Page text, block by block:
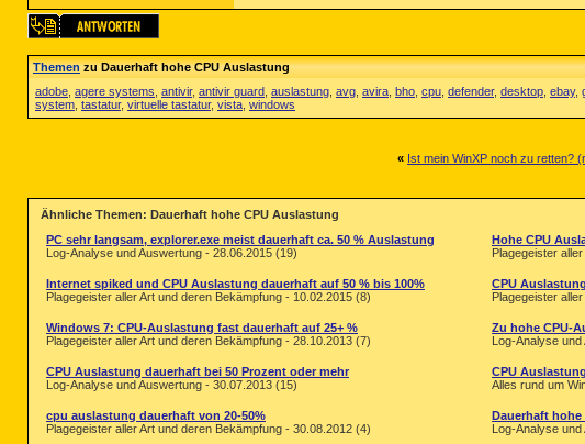
Themenzu Dauerhaft hohe CPU Auslastung
adobe agere systems antivir, antivir guard auslastung avg avira bho cpu defender, desktop ebay,
system tastatur, virtuelle tastatur, vista windows
« Ist mein WinXP noch zu retten?
Ähnliche Themen: Dauerhaft hohe CPU Auslastung
PC sehr langsam, explorer.exe meist dauerhaft ca. 50 % Auslastung
Log-Analyse und Auswertung - 28.06.2015 (19)
Hohe CPU
Plagegeister
Internet spiked und CPU Auslastung dauerhaft auf 50 % bis 100%
Plagegeister aller Art und deren Bekämpfung - 10.02.2015 (8)
CPU
Plagegeister
Windows 7: CPU-Auslastung fast dauerhaft auf 25+ %
Plagegeister aller Art und deren Bekämpfung - 28.10.2013 (7)
Zu hohe CPU-
Log-Analyse
CPU Auslastung dauerhaft bei 50 Prozent oder mehr
Log-Analyse und Auswertung - 30.07.2013 (15)
CPU
Alles rund um
cpu auslastung dauerhaft von 20-50%
Plagegeister aller Art und deren Bekämpfung - 30.08.2012 (4)
Dauerhaft hohe
Log-Analyse